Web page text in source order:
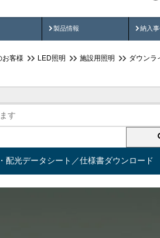
製品情報
製品動画 納入
納
お客様 LED照明 施設用照明 ダウンラ
配光データシート／仕様書ダウンロード